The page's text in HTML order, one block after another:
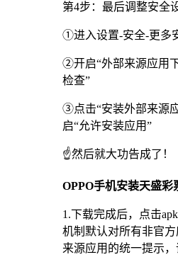
第4步：最后调整安全
①进入设置-安全-更多
②开启“外部来源应用
检查”
③点击“安装外部来源
启“允许安装应用”
☝️然后就大功告成了！
OPPO手机安装天盛彩
1.下载完成后，点击
机制默认对所有非官
来源应用的统一提示，